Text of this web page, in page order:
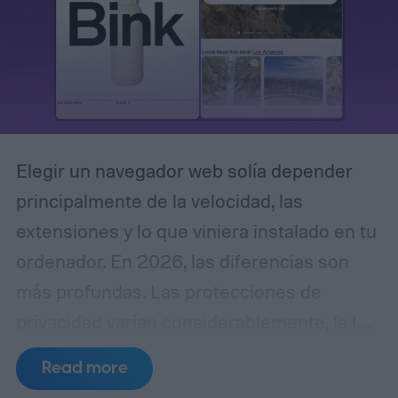
Elegir un navegador web solía depender
principalmente de la velocidad, las
extensiones y lo que viniera instalado en tu
ordenador. En 2026, las diferencias son
se está filtrando en el propio navegador, y
cosas como la gestión de pestañas y la
Read more